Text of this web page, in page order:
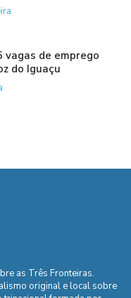
vagas de emprego
do Iguaçu
as Três Fronteiras.
original e local sobre